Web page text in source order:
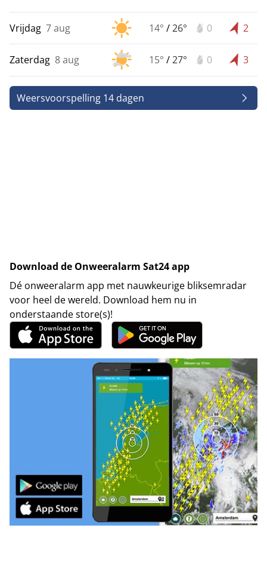
Vrijdag 7 aug 14° /26° 0 2
Zaterdag 8 aug 15° /27° 0 3
Weersvoorspelling 14 dagen
Download de Onweeralarm Sat24 app
Dé onweeralarm app met nauwkeurige bliksemradar
voor heel de wereld. Download hem nu in
onderstaande store(s)!